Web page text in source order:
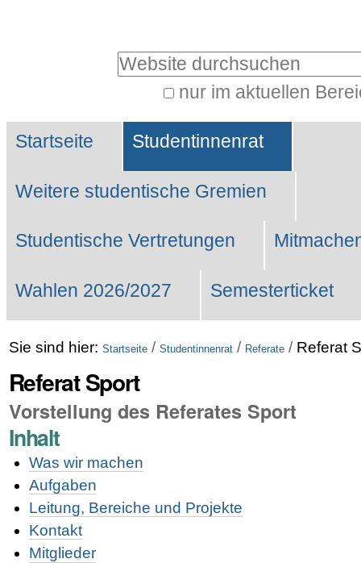
Website durchsuchen
nur im aktuellen
Suche…
Sektionen
Startseite Studentinnenrat
Weitere studentische Gremien
Studentische Vertretungen
Wahlen 2026/2027 Semesterticket
Sie sind hier: Startseite / Studentinnenrat / Referate / Referat
Referat Sport
Vorstellung des Referates Sport
Inhalt
Was wir machen
Aufgaben
Leitung, Bereiche und Projekte
Kontakt
Mitglieder